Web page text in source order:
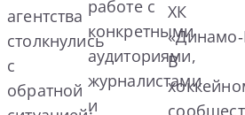
агентства
столкнулись
с
обратной
работе с
конкретными
аудиториями,
журналистами
и
ХК
В